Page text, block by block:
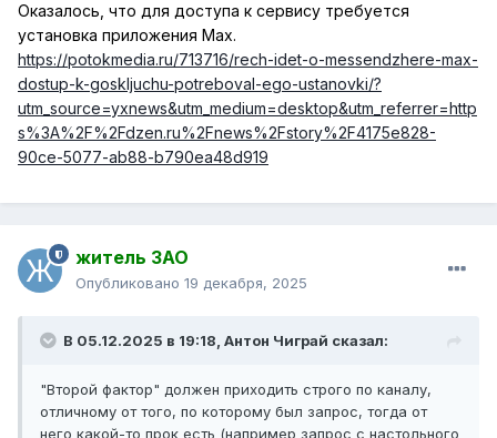
Оказалось, что для доступа к сервису требуется
установка приложения Max.
https://potokmedia.ru/713716/rech-idet-o-messendzhere-max-
dostup-k-goskljuchu-potreboval-ego-ustanovki/?
utm_source=yxnews&utm_medium=desktop&utm_referrer=http
s%3A%2F%2Fdzen.ru%2Fnews%2Fstory%2F4175e828-
90ce-5077-ab88-b790ea48d919
житель ЗАО
Опубликовано 19 декабря, 2025
В 05.12.2025 в 19:18, Антон Чиграй сказал:
"Второй фактор" должен приходить строго по каналу,
отличному от того, по которому был запрос, тогда от
него какой-то прок есть (например запрос с настольного